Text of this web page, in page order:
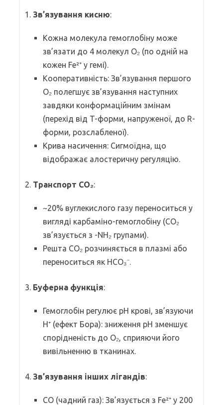
1. Зв’язування кисню:
Кожна молекула гемоглобіну може
зв’язати до 4 молекул O₂ (по одній на
кожен Fe²⁺ у гемі).
Кооперативність: Зв’язування першого
O₂ полегшує зв’язування наступних
завдяки конформаційним змінам
(перехід від T-форми, напруженої, до R-
форми, розслабленої).
Крива насичення: Сигмоїдна, що
відображає алостеричну регуляцію.
2. Транспорт CO₂:
~20% вуглекислого газу переноситься у
вигляді карбаміно-гемоглобіну (CO₂
зв’язується з -NH₂ групами).
Решта CO₂ розчиняється в плазмі або
переноситься як HCO₃⁻.
3. Буферна функція:
Гемоглобін регулює pH крові, зв’язуючи
H⁺ (ефект Бора): зниження pH зменшує
спорідненість до O₂, сприяючи його
вивільненню в тканинах.
4. Зв’язування інших лігандів:
CO (чадний газ): Зв’язується з Fe²⁺ у 200